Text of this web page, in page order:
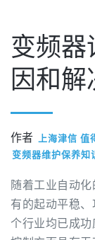
变频器
因和解
作者 上海津信
变频器维护保养知
随着工业自动
有的起动平稳
个行业均已成